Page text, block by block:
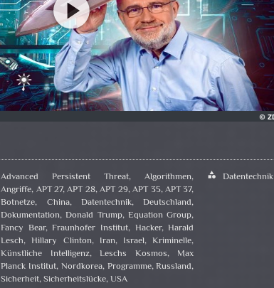
Advanced Persistent Threat,Algorithmen,
Angriffe, APT 27,APT 28,APT 29,APT 35,APT 37,
Botnetze, China, Datentechnik,Deutschland,
Dokumentation,Donald Trump,Equation Group,
Fancy Bear,Fraunhofer Institut, Hacker,Harald
Lesch,Hillary Clinton, Iran, Israel,Kriminelle,
Künstliche Intelligenz,Leschs Kosmos, Max
Planck Institut, Nordkorea, Programme,Russland,
Sicherheit,Sicherheitslücke,USA
category Datentechnik